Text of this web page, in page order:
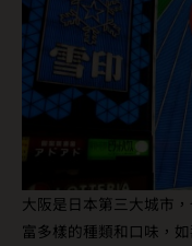
大阪是日本第三大城市
富多樣的種類和口味，